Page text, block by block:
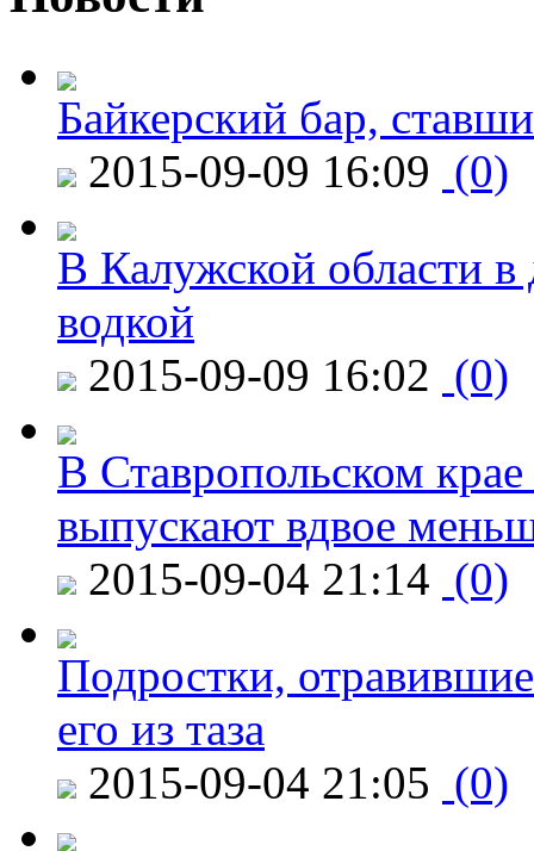
Байкерский бар,
2015-09-09 16:09 (0)
В Калужской области в
водкой
2015-09-09 16:02 (0)
В Ставропольском
выпускают вдвое
2015-09-04 21:14 (0)
Подростки,
его из таза
2015-09-04 21:05 (0)